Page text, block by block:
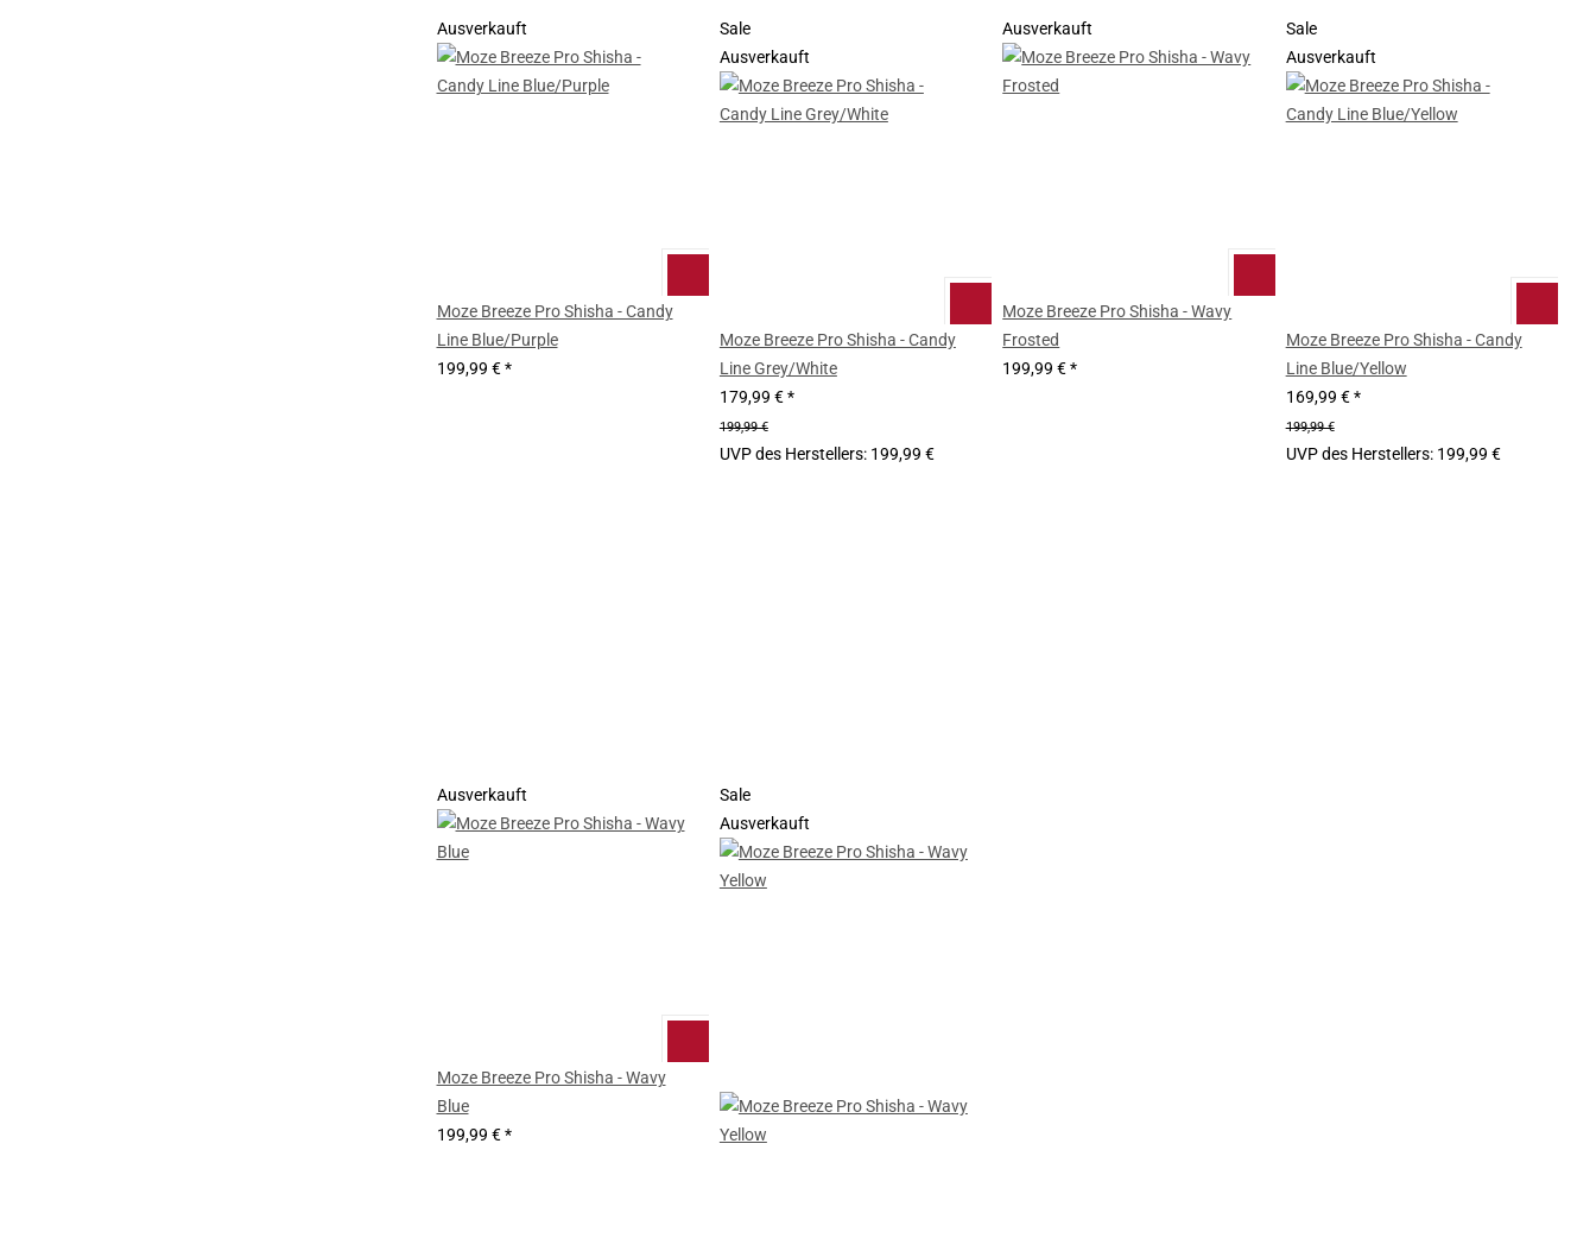
Ausverkauft
Moze Breeze Pro Shisha - Candy
Line Blue/Purple
199,99 €*
Sale
Ausverkauft
Moze Breeze Pro Shisha - Candy
Line Grey/White
179,99 €*
199,99 €
UVP des Herstellers: 199,99 €
Ausverkauft
Moze Breeze Pro Shisha - Wavy
Frosted
199,99 €*
Sale
Ausverkauft
Moze Breeze Pro Shisha - Candy
Line Blue/Yellow
169,99 €*
199,99 €
UVP des Herstellers: 199,99 €
Ausverkauft
Moze Breeze Pro Shisha - Wavy
Blue
199,99 €*
Sale
Ausverkauft